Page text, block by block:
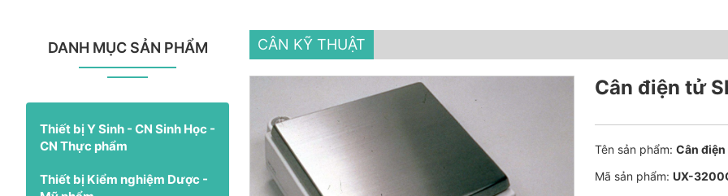
DANH MỤC SẢN PHẨM
Thiết bị Y Sinh - CN Sinh Học -
CN Thực phẩm
Thiết bị Kiểm nghiệm Dược -
CÂN KỸ THUẬT
Cân điện tử
Tên sản phẩm: Cân
Mã sản phẩm: UX-